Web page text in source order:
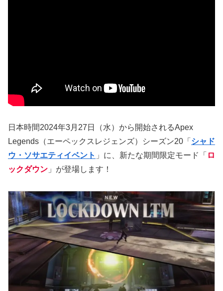
日本時間2024年3月27日（水）から開始されるApex
Legends（エーペックスレジェンズ）シーズン20「 シャド
ウ・ソサエティイベント 」に、新たな期間限定モード「 ロ
ックダウン 」が登場します！